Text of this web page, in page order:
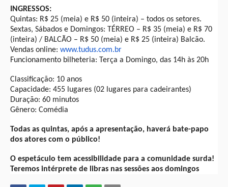
INGRESSOS:
Quintas: R$ 25 (meia) e R$ 50 (inteira) – todos os setores.
Sextas, Sábados e Domingos: TÉRREO – R$ 35 (meia) e R$ 70
(inteira) / BALCÃO – R$ 50 (meia) e R$ 25 (inteira) Balcão.
Vendas online: www.tudus.com.br
Funcionamento bilheteria: Terça a Domingo, das 14h às 20h
Classificação: 10 anos
Capacidade: 455 lugares (02 lugares para cadeirantes)
Duração: 60 minutos
Gênero: Comédia
Todas as quintas, após a apresentação, haverá bate-papo
dos atores com o público!
O espetáculo tem acessibilidade para a comunidade surda!
Teremos intérprete de libras nas sessões aos domingos